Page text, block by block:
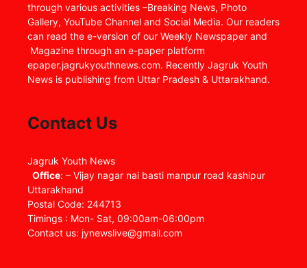
through various activities –Breaking News, Photo
Gallery, YouTube Channel and Social Media. Our readers
can read the e-version of our Weekly Newspaper and
Magazine through an e-paper platform
epaper.jagrukyouthnews.com. Recently Jagruk Youth
News is publishing from Uttar Pradesh & Uttarakhand.
Contact Us
Jagruk Youth News
Office: – Vijay nagar nai basti manpur road kashipur
Uttarakhand
Postal Code: 244713
Timings : Mon- Sat, 09:00am-06:00pm
Contact us: jynewslive@gmail.com